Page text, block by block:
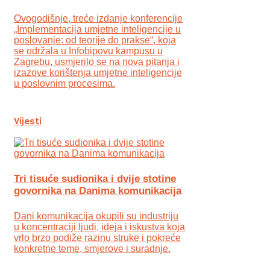
Ovogodišnje, treće izdanje konferencije
„Implementacija umjetne inteligencije u
poslovanje: od teorije do prakse“, koja
se održala u Infobipovu kampusu u
Zagrebu, usmjerilo se na nova pitanja i
izazove korištenja umjetne inteligencije
u poslovnim procesima.
Vijesti
Tri tisuće sudionika i dvije stotine
govornika na Danima komunikacija
Dani komunikacija okupili su industriju
u koncentraciji ljudi, ideja i iskustva koja
vrlo brzo podiže razinu struke i pokreće
konkretne teme, smjerove i suradnje.